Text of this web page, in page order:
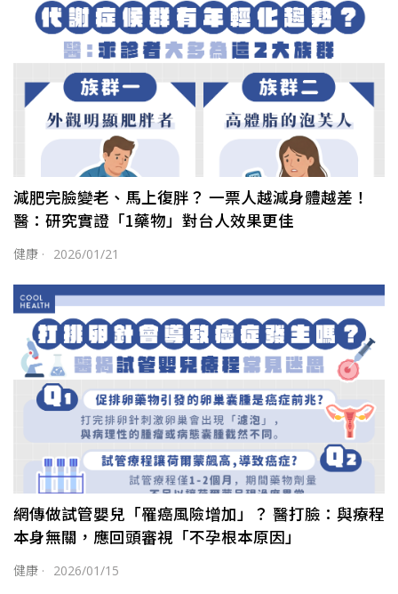
減肥完臉變老、馬上復胖？ 一票人越減身體越差！
醫：研究實證「1藥物」對台人效果更佳
健康 · 2026/01/21
網傳做試管嬰兒「罹癌風險增加」？ 醫打臉：與療程
本身無關，應回頭審視「不孕根本原因」
健康 · 2026/01/15